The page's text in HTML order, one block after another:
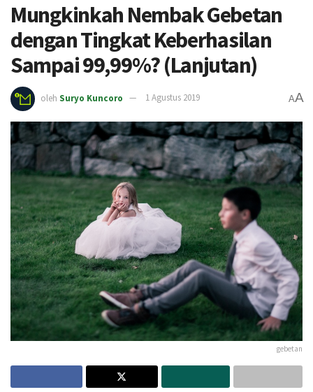
Mungkinkah Nembak Gebetan
dengan Tingkat Keberhasilan
Sampai 99,99%? (Lanjutan)
oleh Suryo Kuncoro 1 Agustus 2019 AA
gebetan